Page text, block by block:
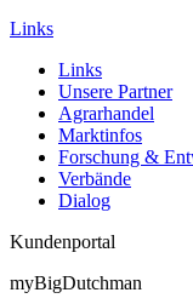
Links
Links
Unsere Partner
Agrarhandel
Marktinfos
Forschung &
Verbände
Dialog
Kundenportal
myBigDutchman